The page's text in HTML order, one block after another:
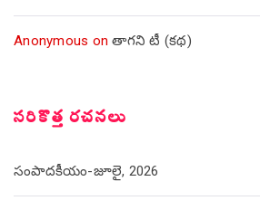
Anonymous onతాగని టీ (కథ)
సరికొత్త రచనలు
సంపాదకీయం-జూలై, 2026